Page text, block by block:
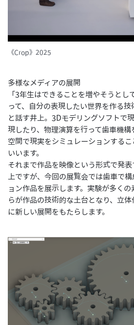
《Crop》2025
多様なメディアの展開
「3年生はできることを増やそうとし
って、自分の表現したい世界を作る技
と話す井上。3Dモデリングソフトで
現したり、物理演算を行って歯車機構
空間で現実をシミュレーションする
いいます。
それまで作品を映像という形式で発
上ですが、今回の展覧会では歯車で
ョン作品を展示します。実験が多く
らが作品の技術的な土台となり、立
に新しい展開をもたらします。